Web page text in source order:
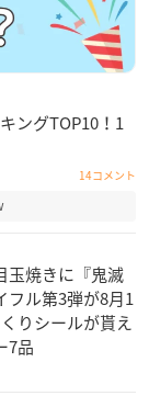
ングTOP10！1
14コメント
玉焼きに『鬼滅
ル第3弾が8月1
りシールが貰え
7品